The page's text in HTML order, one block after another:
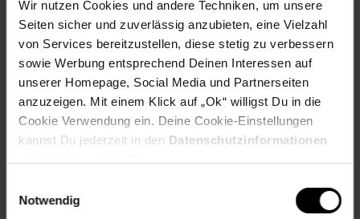
Wir nutzen Cookies und andere Techniken, um unsere
Seiten sicher und zuverlässig anzubieten, eine Vielzahl
von Services bereitzustellen, diese stetig zu verbessern
sowie Werbung entsprechend Deinen Interessen auf
unserer Homepage, Social Media und Partnerseiten
anzuzeigen. Mit einem Klick auf „Ok“ willigst Du in die
Cookie Verwendung ein. Deine Cookie-Einstellungen
kannst Du jederzeit in den Datenschutzinformationen
Notwendig
Pflegeaufwand: Mittel
Lichtbedarf: Halbschattig-Schattig
Wasserbedarf: Mittel
Rückschnitt: Regelmäßiger Formschnitt notwendig
Schnittverträglichkeit: Gut
Bodenansprüche: humos und gut durchlässig
Nährstoffgehalt: Mittel
Frosthärte: bis -12 °C
Verwendung: Als Schnittpflanze,Im Bauerngarten,Am
Teichrand,Im Staudenbeet,Bodendecker, Kübelpflanze,